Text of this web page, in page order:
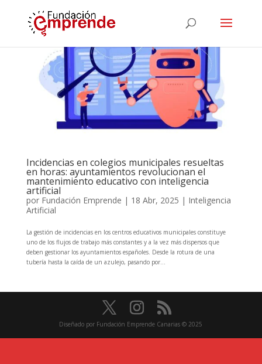
Incidencias en colegios municipales resueltas
en horas: ayuntamientos revolucionan el
mantenimiento educativo con inteligencia
artificial
por Fundación Emprende | 18 Abr, 2025 | Inteligencia
Artificial
La gestión de incidencias en los centros educativos municipales constituye
uno de los flujos de trabajo más constantes y a la vez más dispersos que
deben gestionar los ayuntamientos españoles. Desde la rotura de una
tubería hasta la caída de un azulejo, pasando por...
Diseñado por Fundación Emprende Canarias © 2025